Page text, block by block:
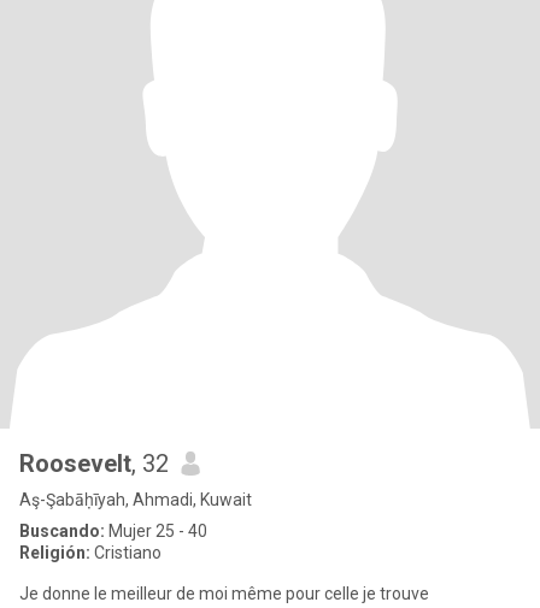
Roosevelt, 32
Aş-Şabāḥīyah, Ahmadi, Kuwait
Buscando: Mujer 25 - 40
Religión: Cristiano
Je donne le meilleur de moi même pour celle je trouve